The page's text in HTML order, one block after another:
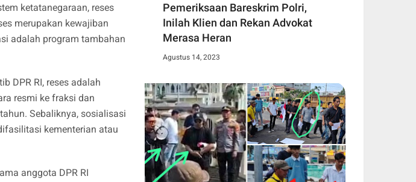
ketatanegaraan, reses
merupakan kewajiban
adalah program tambahan
DPR RI, reses adalah
resmi ke fraksi dan
Sebaliknya, sosialisasi
kementerian atau
anggota DPR RI
Pemeriksaan Bareskrim Polri,
Inilah Klien dan Rekan Advokat
Merasa Heran
Agustus 14, 2023